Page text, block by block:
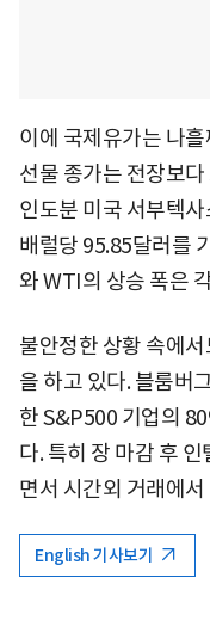
이에 국제유가는 나
선물 종가는 전장보
인도분 미국 서부텍
배럴당 95.85달러를
와 WTI의 상승 폭은
불안정한 상황 속에
을 하고 있다. 블룸버
한 S&P500 기업의
다. 특히 장 마감 후
면서 시간외 거래에
English 기사보기